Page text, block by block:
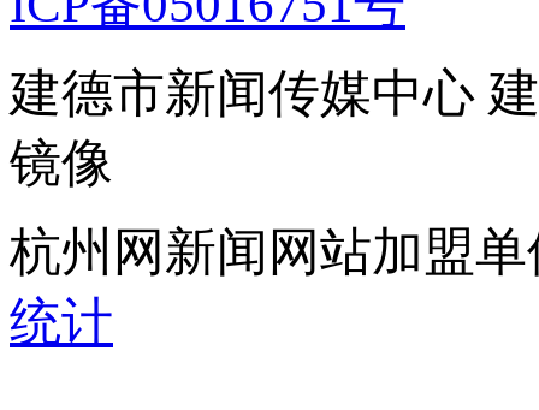
建德市新闻传媒中心
镜像
杭州网新闻网站加盟
统计